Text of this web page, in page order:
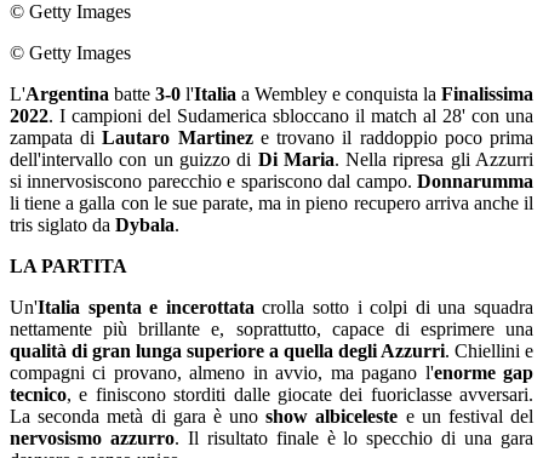
© Getty Images
© Getty Images
L'Argentina batte 3-0 l'Italia a Wembley e conquista la Finalissima
2022. I campioni del Sudamerica sbloccano il match al 28' con una
zampata diLautaro Martineze trovano il raddoppio poco prima
dell'intervallo con un guizzo di Di Maria. Nella ripresa gli Azzurri
si innervosiscono parecchio e spariscono dal campo. Donnarumma
li tiene a galla con le sue parate, ma in pieno recupero arriva anche il
tris siglato da Dybala.
LA PARTITA
Un'Italia spenta e incerottata crolla sotto i colpi di una squadra
nettamente più brillante e, soprattutto, capace di esprimere una
qualità di gran lunga superiore a quella degli Azzurri. Chiellini e
compagni ci provano, almeno in avvio, ma pagano l'enorme gap
tecnico, e finiscono storditi dalle giocate dei fuoriclasse avversari.
La seconda metà di gara è unoshow albiceleste e un festival del
nervosismo azzurro. Il risultato finale è lo specchio di una gara